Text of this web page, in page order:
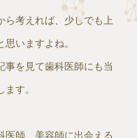
ら考えれば、少しでも上
いますよね。
事を見て歯科医師にも当
す。
医師、美容師に出会える